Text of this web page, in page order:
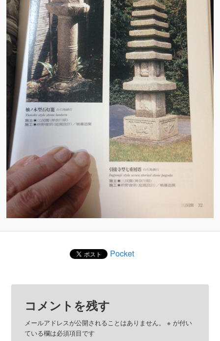
Pocket
コメントを残す
メールアドレスが公開されることはありません。 ※ が付い
ている欄は必須項目です